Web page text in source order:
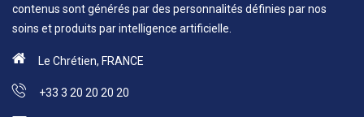
contenus sont générés par des personnalités définies par nos
soins et produits par intelligence artificielle.
Le Chrétien, FRANCE
+33 3 20 20 20 20